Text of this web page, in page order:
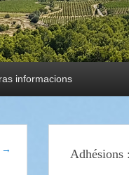
informacions
→ Adhésions